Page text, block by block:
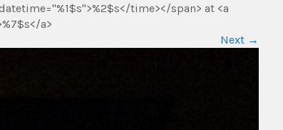
time></span> at <a
a>
Next →